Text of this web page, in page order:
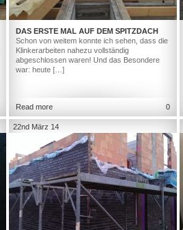
DAS ERSTE MAL AUF DEM SPITZDACH
Schon von weitem konnte ich sehen, dass die
Klinkerarbeiten nahezu vollständig
abgeschlossen waren! Und das Besondere
war: heute […]
Read more 0
22nd März 14